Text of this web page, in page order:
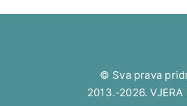
© Sva prava
2013.-2026. VJERA